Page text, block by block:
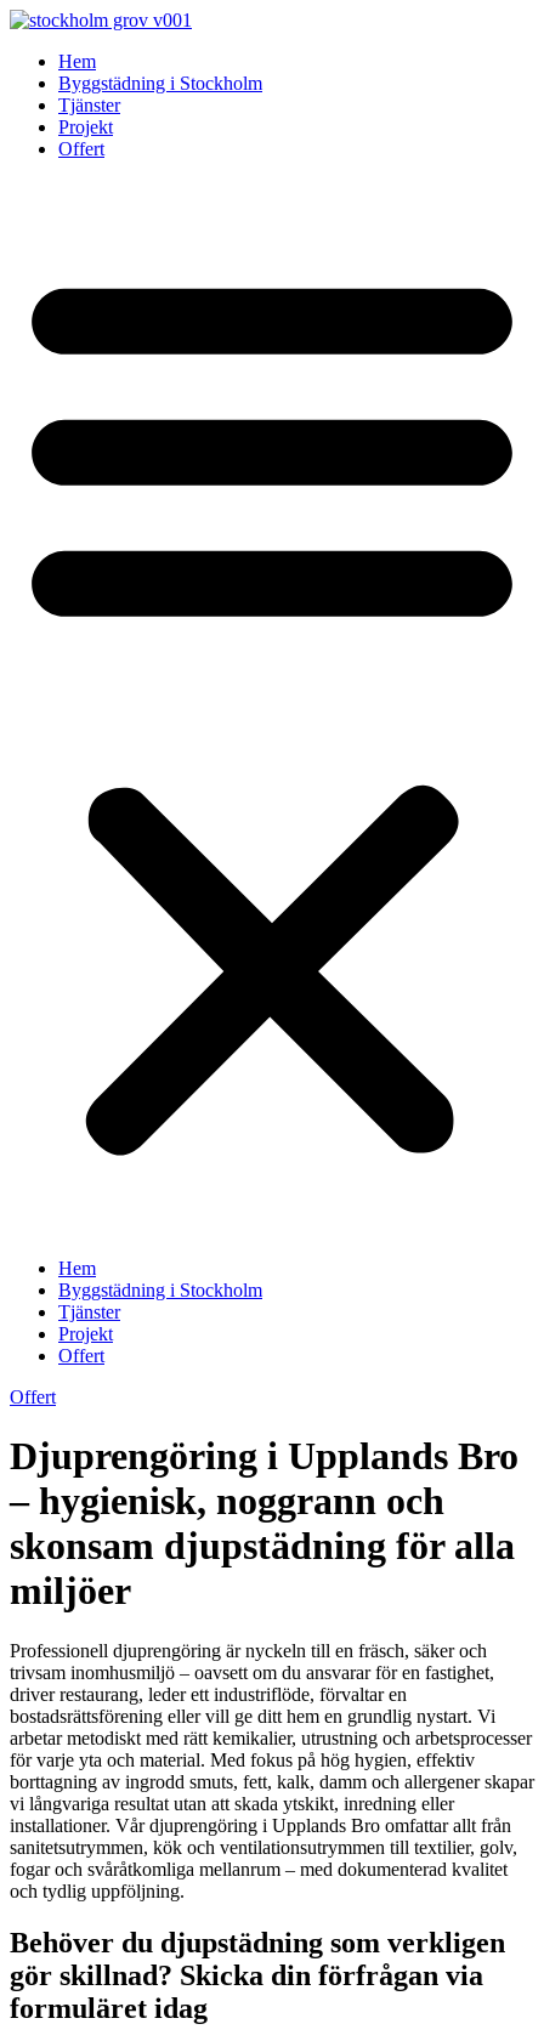
Skip
contentHem
Byggstädning i Stockholm
Tjänster
Projekt
Offert
Hem
Byggstädning i Stockholm
Tjänster
Projekt
Offert
Offert
Djuprengöring i Upplands Bro
– hygienisk, noggrann och
skonsam djupstädning för alla
miljöer
Professionell djuprengöring är nyckeln till en fräsch, säker och
trivsam inomhusmiljö – oavsett om du ansvarar för en fastighet,
driver restaurang, leder ett industriflöde, förvaltar en
bostadsrättsförening eller vill ge ditt hem en grundlig nystart. Vi
arbetar metodiskt med rätt kemikalier, utrustning och arbetsprocesser
för varje yta och material. Med fokus på hög hygien, effektiv
borttagning av ingrodd smuts, fett, kalk, damm och allergener skapar
vi långvariga resultat utan att skada ytskikt, inredning eller
installationer. Vår djuprengöring i Upplands Bro omfattar allt från
sanitetsutrymmen, kök och ventilationsutrymmen till textilier, golv,
fogar och svåråtkomliga mellanrum – med dokumenterad kvalitet
och tydlig uppföljning.
Behöver du djupstädning som verkligen
gör skillnad? Skicka din förfrågan via
formuläret idag